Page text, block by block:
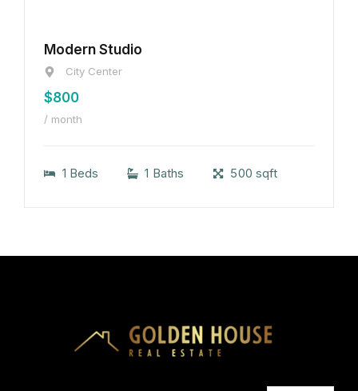
Modern Studio
City Center
$800
/ month
1 Beds 1 Baths 500 sqft